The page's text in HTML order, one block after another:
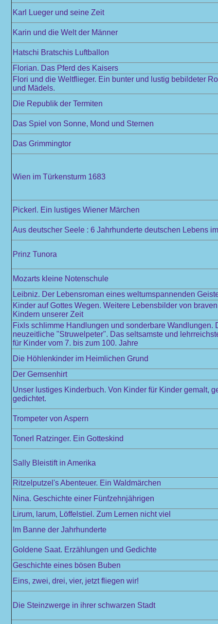
Karl Lueger und seine Zeit
Karin und die Welt der Männer
Hatschi Bratschis Luftballon
Florian. Das Pferd des Kaisers
Flori und die Weltflieger. Ein bunter und lustig bebildeter
und Mädels.
Die Republik der Termiten
Das Spiel von Sonne, Mond und Sternen
Das Grimmingtor
Wien im Türkensturm 1683
Pickerl. Ein lustiges Wiener Märchen
Aus deutscher Seele : 6 Jahrhunderte deutschen Lebens
Prinz Tunora
Mozarts kleine Notenschule
Leibniz. Der Lebensroman eines weltumspannenden
Kinder auf Gottes Wegen. Weitere Lebensbilder von
Kindern unserer Zeit
Fixls schlimme Handlungen und sonderbare Wandlungen.
neuzeitliche "Struwelpeter". Das seltsamste und
für Kinder vom 7. bis zum 100. Jahre
Die Höhlenkinder im Heimlichen Grund
Der Gemsenhirt
Unser lustiges Kinderbuch. Von Kinder für Kinder gemalt,
gedichtet.
Trompeter von Aspern
Tonerl Ratzinger. Ein Gotteskind
Sally Bleistift in Amerika
Ritzelputzel's Abenteuer. Ein Waldmärchen
Nina. Geschichte einer Fünfzehnjährigen
Lirum, larum, Löffelstiel. Zum Lernen nicht viel
Im Banne der Jahrhunderte
Goldene Saat. Erzählungen und Gedichte
Geschichte eines bösen Buben
Eins, zwei, drei, vier, jetzt fliegen wir!
Die Steinzwerge in ihrer schwarzen Stadt